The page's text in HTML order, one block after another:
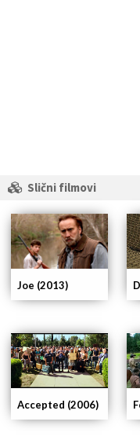
Slični filmovi
Accepted (2006)
Joe (2013)